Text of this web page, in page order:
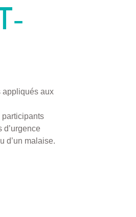
appliqués aux
participants
d’urgence
d’un malaise.